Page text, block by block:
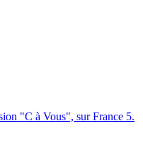
"C à Vous", sur France 5.